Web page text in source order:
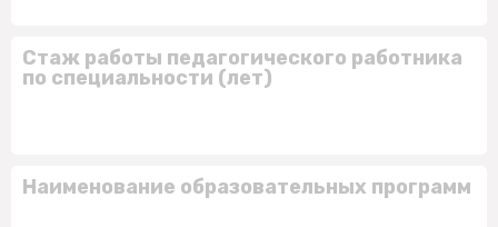
Стаж работы педагогического работника
по специальности (лет)
Наименование образовательных программ